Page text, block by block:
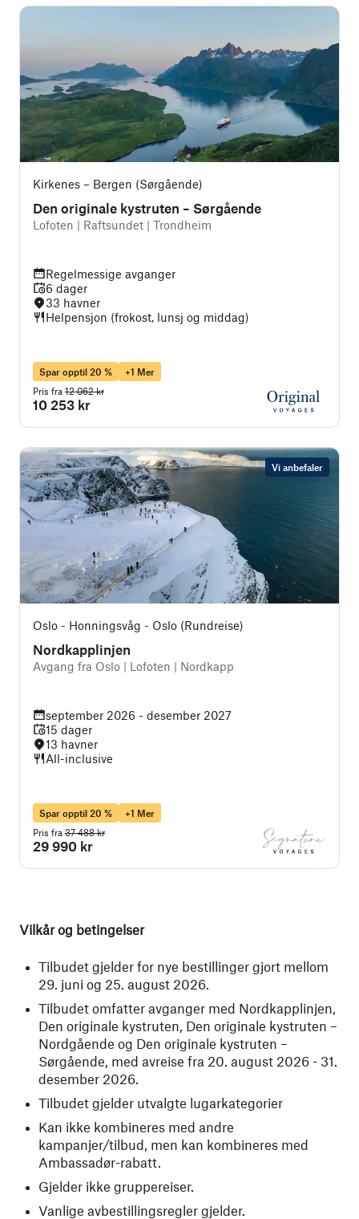
Kirkenes – Bergen (Sørgående)
Den originale kystruten – Sørgående
Lofoten | Raftsundet | Trondheim
Regelmessige avganger
6 dager
33 havner
Helpensjon (frokost, lunsj og middag)
Spar opptil 20 %
+1 Mer
Pris fra 12 062 kr
10 253 kr
Vi anbefaler
Oslo - Honningsvåg - Oslo (Rundreise)
Nordkapplinjen
Avgang fra Oslo | Lofoten | Nordkapp
september 2026 - desember 2027
15 dager
13 havner
All-inclusive
Spar opptil 20 %
+1 Mer
Pris fra 37 488 kr
29 990 kr
Vilkår og betingelser
Tilbudet gjelder for nye bestillinger gjort mellom
29. juni og 25. august 2026.
Tilbudet omfatter avganger med Nordkapplinjen,
Den originale kystruten, Den originale kystruten –
Nordgående og Den originale kystruten –
Sørgående, med avreise fra 20. august 2026 - 31.
desember 2026.
Tilbudet gjelder utvalgte lugarkategorier
Kan ikke kombineres med andre
kampanjer/tilbud, men kan kombineres med
Ambassadør-rabatt.
Gjelder ikke gruppereiser.
Vanlige avbestillingsregler gjelder.